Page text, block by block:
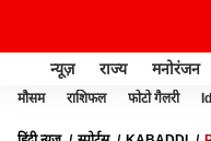
न्यूज़ राज्य मनोरंजन
मौसम राशिफल फोटो गैलरी